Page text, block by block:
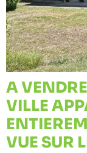
A
VILLE
VUE SUR